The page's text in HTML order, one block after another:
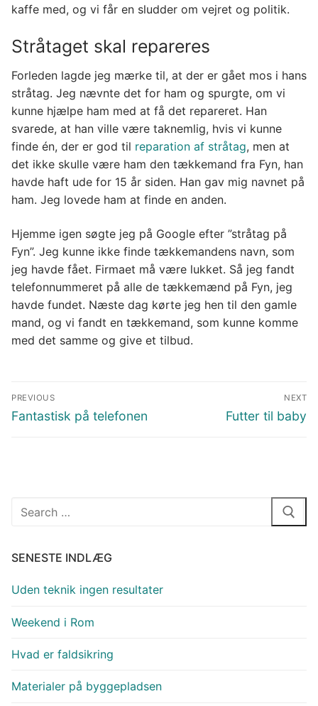
kaffe med, og vi får en sludder om vejret og politik.
Stråtaget skal repareres
Forleden lagde jeg mærke til, at der er gået mos i hans
stråtag. Jeg nævnte det for ham og spurgte, om vi
kunne hjælpe ham med at få det repareret. Han
svarede, at han ville være taknemlig, hvis vi kunne
finde én, der er god til reparation af stråtag, men at
det ikke skulle være ham den tækkemand fra Fyn, han
havde haft ude for 15 år siden. Han gav mig navnet på
ham. Jeg lovede ham at finde en anden.
Hjemme igen søgte jeg på Google efter ”stråtag på
Fyn”. Jeg kunne ikke finde tækkemandens navn, som
jeg havde fået. Firmaet må være lukket. Så jeg fandt
telefonnummeret på alle de tækkemænd på Fyn, jeg
havde fundet. Næste dag kørte jeg hen til den gamle
mand, og vi fandt en tækkemand, som kunne komme
med det samme og give et tilbud.
Indlægsnavigation
PREVIOUS
Previous
Fantastisk på telefonen
NEXT
Next
Futter til baby
Søg
SENESTE INDLÆG
Uden teknik ingen resultater
Weekend i Rom
Hvad er faldsikring
Materialer på byggepladsen